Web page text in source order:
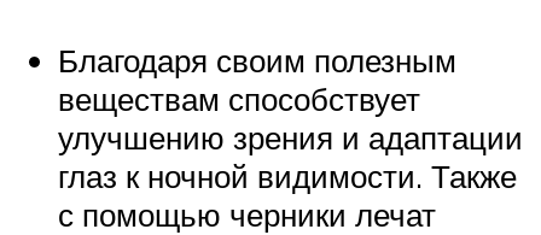
Благодаря своим полезным
веществам способствует
улучшению зрения и адаптации
глаз к ночной видимости. Также
с помощью черники лечат